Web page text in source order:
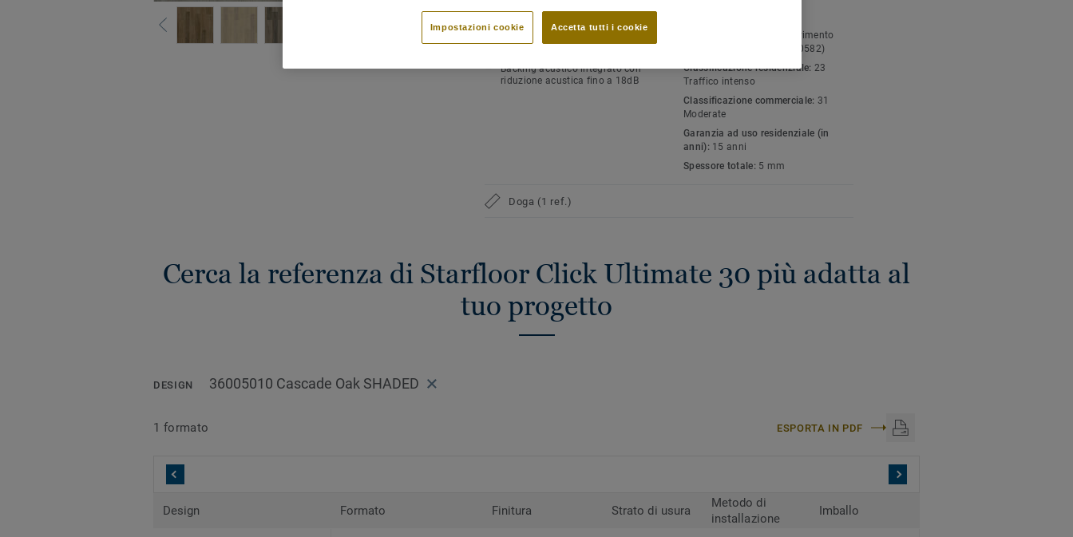
Starfloor click Ultimate 30 è disponibile in doghe e piastre.
Installazione su sottofondi in
ceramica con giunti fino a 6mm
Backing acustico integrato con
riduzione acustica fino a 18dB
Pavimento
vinilico eterogeneo (ISO 10582)
Classificazione residenziale: 23
Traffico intenso
Classificazione commerciale: 31
Moderate
Garanzia ad uso residenziale (in
anni): 15 anni
Spessore totale: 5 mm
Doga (1 ref.)
Cerca la referenza di Starfloor Click Ultimate 30 più adatta al
tuo progetto
DESIGN 36005010 Cascade Oak SHADED
1 formato ESPORTA IN PDF
Design Formato Finitura Strato di usura
Metodo di
installazione
Imballo
Accetta tutti i cookie
Impostazioni cookie